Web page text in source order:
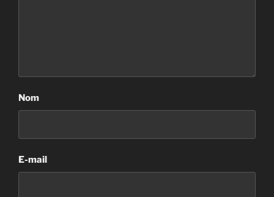
Nom
E-mail